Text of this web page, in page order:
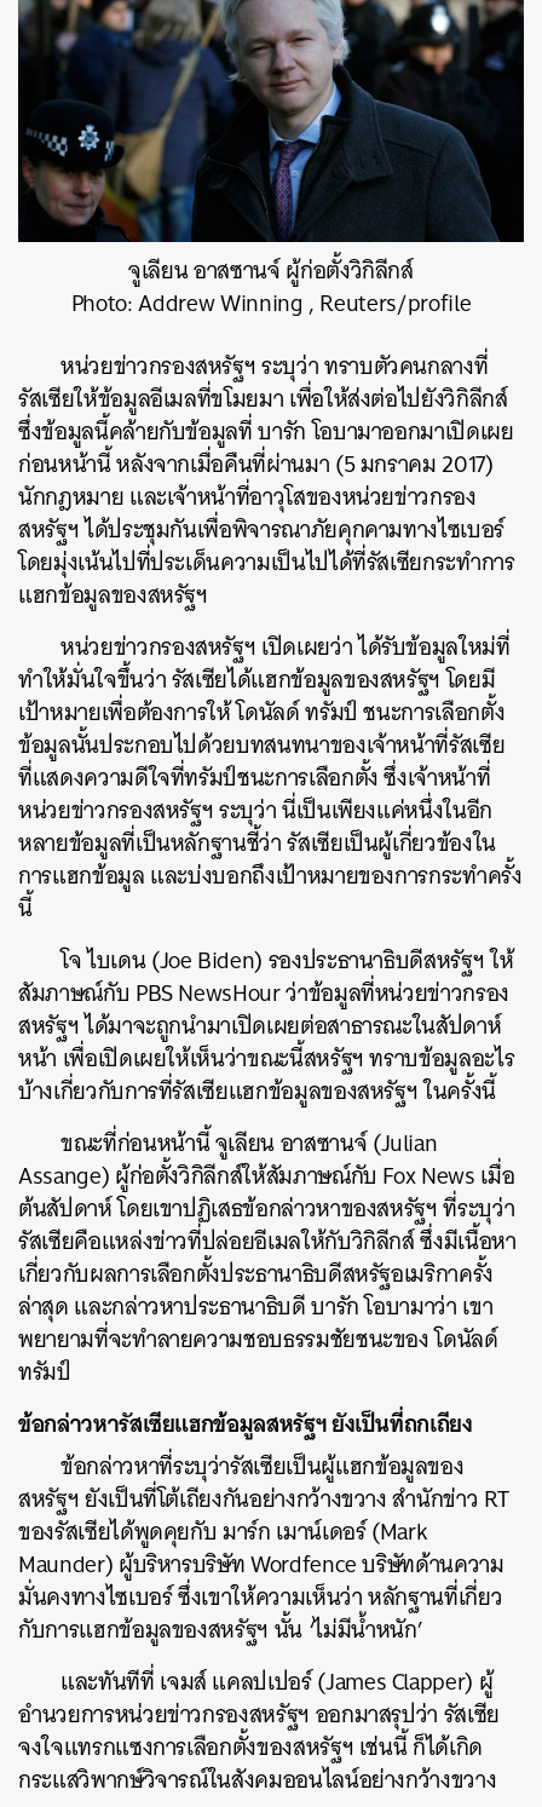
จูเลียน อาสซานจ์ ผู้ก่อตั้งวิกิลีกส์
Photo: Addrew Winning , Reuters/profile
หน่วยข่าวกรองสหรัฐฯ ระบุว่า ทราบตัวคนกลางที่
รัสเซียให้ข้อมูลอีเมลที่ขโมยมา เพื่อให้ส่งต่อไปยังวิกิลีกส์
ซึ่งข้อมูลนี้คล้ายกับข้อมูลที่ บารัก โอบามาออกมาเปิดเผย
ก่อนหน้านี้ หลังจากเมื่อคืนที่ผ่านมา (5 มกราคม 2017)
นักกฎหมาย และเจ้าหน้าที่อาวุโสของหน่วยข่าวกรอง
สหรัฐฯ ได้ประชุมกันเพื่อพิจารณาภัยคุกคามทางไซเบอร์
โดยมุ่งเน้นไปที่ประเด็นความเป็นไปได้ที่รัสเซียกระทำการ
แฮกข้อมูลของสหรัฐฯ
หน่วยข่าวกรองสหรัฐฯ เปิดเผยว่า ได้รับข้อมูลใหม่ที่
ทำให้มั่นใจขึ้นว่า รัสเซียได้แฮกข้อมูลของสหรัฐฯ โดยมี
เป้าหมายเพื่อต้องการให้ โดนัลด์ ทรัมป์ ชนะการเลือกตั้ง
ข้อมูลนั้นประกอบไปด้วยบทสนทนาของเจ้าหน้าที่รัสเซีย
ที่แสดงความดีใจที่ทรัมป์ชนะการเลือกตั้ง ซึ่งเจ้าหน้าที่
หน่วยข่าวกรองสหรัฐฯ ระบุว่า นี่เป็นเพียงแค่หนึ่งในอีก
หลายข้อมูลที่เป็นหลักฐานชี้ว่า รัสเซียเป็นผู้เกี่ยวข้องใน
การแฮกข้อมูล และบ่งบอกถึงเป้าหมายของการกระทำครั้ง
นี้
โจ ไบเดน (Joe Biden) รองประธานาธิบดีสหรัฐฯ ให้
สัมภาษณ์กับ PBS NewsHour ว่าข้อมูลที่หน่วยข่าวกรอง
สหรัฐฯ ได้มาจะถูกนำมาเปิดเผยต่อสาธารณะในสัปดาห์
หน้า เพื่อเปิดเผยให้เห็นว่าขณะนี้สหรัฐฯ ทราบข้อมูลอะไร
บ้างเกี่ยวกับการที่รัสเซียแฮกข้อมูลของสหรัฐฯ ในครั้งนี้
ขณะที่ก่อนหน้านี้ จูเลียน อาสซานจ์ (Julian
Assange) ผู้ก่อตั้งวิกิลีกส์ให้สัมภาษณ์กับ Fox News เมื่อ
ต้นสัปดาห์ โดยเขาปฏิเสธข้อกล่าวหาของสหรัฐฯ ที่ระบุว่า
รัสเซียคือแหล่งข่าวที่ปล่อยอีเมลให้กับวิกิลีกส์ ซึ่งมีเนื้อหา
เกี่ยวกับผลการเลือกตั้งประธานาธิบดีสหรัฐอเมริกาครั้ง
ล่าสุด และกล่าวหาประธานาธิบดี บารัก โอบามาว่า เขา
พยายามที่จะทำลายความชอบธรรมชัยชนะของ โดนัลด์
ทรัมป์
ข้อกล่าวหารัสเซียแฮกข้อมูลสหรัฐฯ ยังเป็นที่ถกเถียง
ข้อกล่าวหาที่ระบุว่ารัสเซียเป็นผู้แฮกข้อมูลของ
สหรัฐฯ ยังเป็นที่โต้เถียงกันอย่างกว้างขวาง สำนักข่าว RT
ของรัสเซียได้พูดคุยกับ มาร์ก เมาน์เดอร์ (Mark
Maunder) ผู้บริหารบริษัท Wordfence บริษัทด้านความ
มั่นคงทางไซเบอร์ ซึ่งเขาให้ความเห็นว่า หลักฐานที่เกี่ยว
กับการแฮกข้อมูลของสหรัฐฯ นั้น ‘ไม่มีน้ำหนัก’
และทันทีที่ เจมส์ แคลปเปอร์ (James Clapper) ผู้
อำนวยการหน่วยข่าวกรองสหรัฐฯ ออกมาสรุปว่า รัสเซีย
จงใจแทรกแซงการเลือกตั้งของสหรัฐฯ เช่นนี้ ก็ได้เกิด
กระแสวิพากษ์วิจารณ์ในสังคมออนไลน์อย่างกว้างขวาง